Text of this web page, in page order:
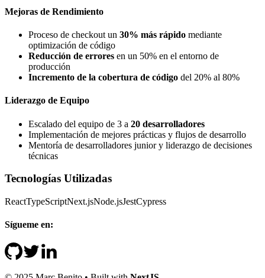
Mejoras de Rendimiento
Proceso de checkout un 30% más rápido mediante
optimización de código
Reducción de errores en un 50% en el entorno de
producción
Incremento de la cobertura de código del 20% al 80%
Liderazgo de Equipo
Escalado del equipo de 3 a 20 desarrolladores
Implementación de mejores prácticas y flujos de desarrollo
Mentoría de desarrolladores junior y liderazgo de decisiones
técnicas
Tecnologías Utilizadas
ReactTypeScriptNext.jsNode.jsJestCypress
Sígueme en: